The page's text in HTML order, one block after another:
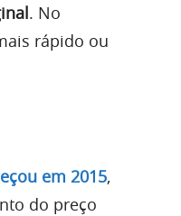
. No
rápido ou
em 2015,
do preço